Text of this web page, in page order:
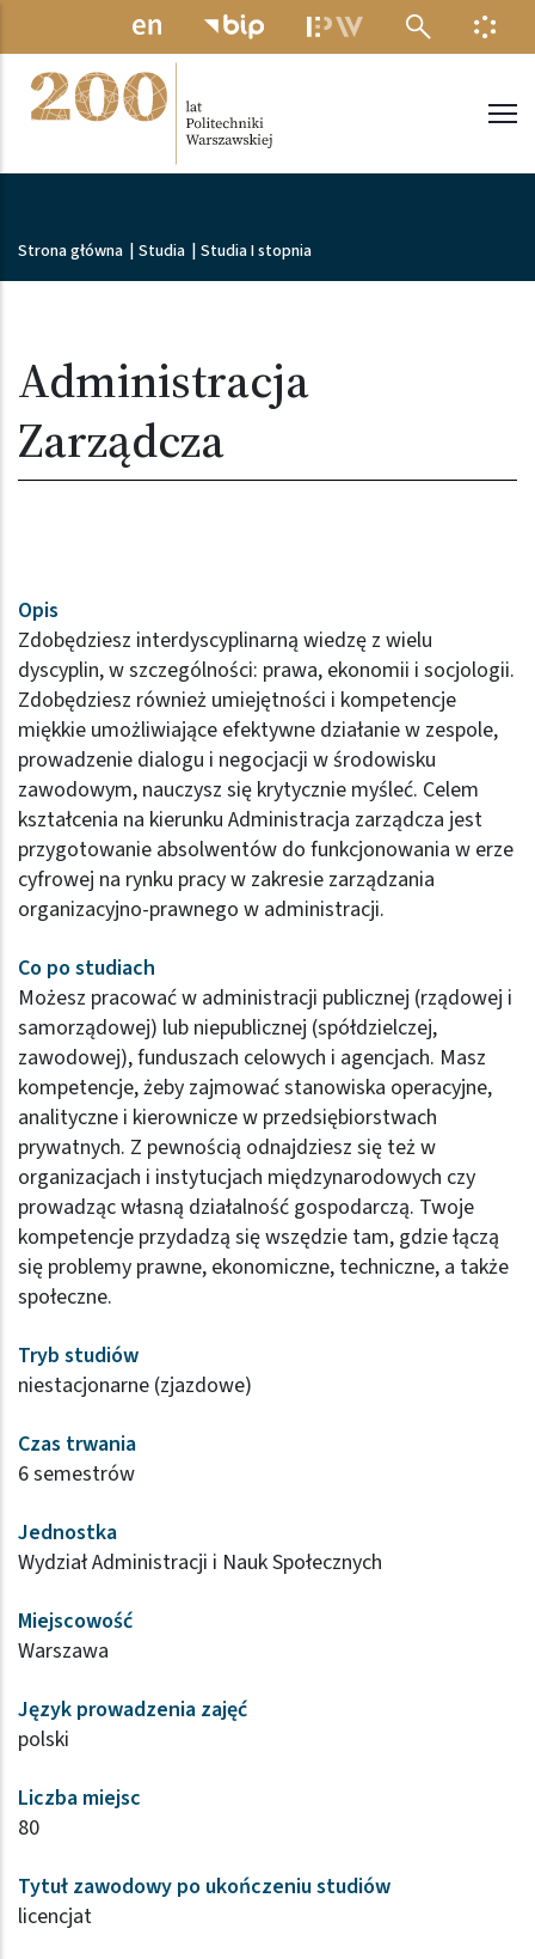
Przejdź do treści
MENU
Ścieżka nawigacyjna
Strona główna Studia Studia I stopnia
Administracja
Zarządcza
Opis
Zdobędziesz interdyscyplinarną wiedzę z wielu
dyscyplin, w szczególności: prawa, ekonomii i socjologii.
Zdobędziesz również umiejętności i kompetencje
miękkie umożliwiające efektywne działanie w zespole,
prowadzenie dialogu i negocjacji w środowisku
zawodowym, nauczysz się krytycznie myśleć. Celem
kształcenia na kierunku Administracja zarządcza jest
przygotowanie absolwentów do funkcjonowania w erze
cyfrowej na rynku pracy w zakresie zarządzania
organizacyjno-prawnego w administracji.
Co po studiach
Możesz pracować w administracji publicznej (rządowej i
samorządowej) lub niepublicznej (spółdzielczej,
zawodowej), funduszach celowych i agencjach. Masz
kompetencje, żeby zajmować stanowiska operacyjne,
analityczne i kierownicze w przedsiębiorstwach
prywatnych. Z pewnością odnajdziesz się też w
organizacjach i instytucjach międzynarodowych czy
prowadząc własną działalność gospodarczą. Twoje
kompetencje przydadzą się wszędzie tam, gdzie łączą
się problemy prawne, ekonomiczne, techniczne, a także
społeczne.
Tryb studiów
niestacjonarne (zjazdowe)
Czas trwania
6 semestrów
Jednostka
Wydział Administracji i Nauk Społecznych
Miejscowość
Warszawa
Język prowadzenia zajęć
polski
Liczba miejsc
80
Tytuł zawodowy po ukończeniu studiów
licencjat